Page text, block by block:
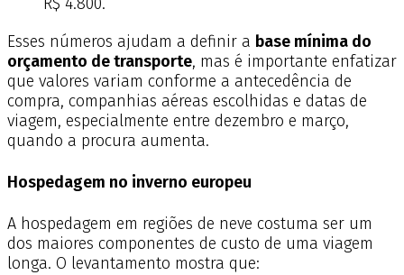
R$ 4.800.
Esses números ajudam a definir a base mínima do
orçamento de transporte, mas é importante enfatizar
que valores variam conforme a antecedência de
compra, companhias aéreas escolhidas e datas de
viagem, especialmente entre dezembro e março,
quando a procura aumenta.
Hospedagem no inverno europeu
A hospedagem em regiões de neve costuma ser um
dos maiores componentes de custo de uma viagem
longa. O levantamento mostra que: